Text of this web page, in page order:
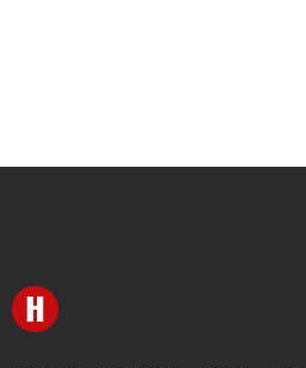
Перейти на главную